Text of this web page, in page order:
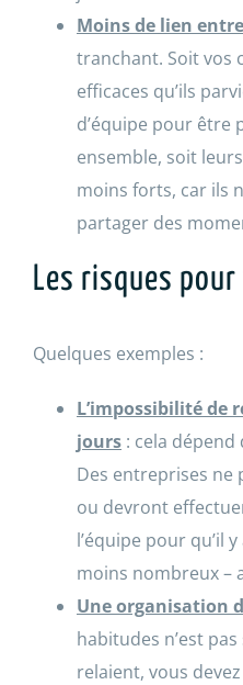
Moins de lien
tranchant. Soit vos
efficaces qu’ils
d’équipe pour
ensemble, soit
moins forts, car ils
partager des
Les risques
Quelques exemples :
L’impossibilité de
jours: cela dépend
Des entreprises ne
ou devront
l’équipe pour qu’il
moins nombreux –
Une organisation
habitudes n’est
relaient, vous devez